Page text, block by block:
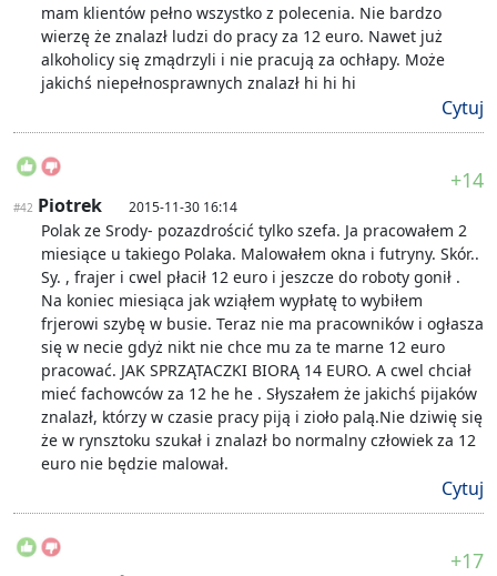
mam klientów pełno wszystko z polecenia. Nie bardzo
wierzę że znalazł ludzi do pracy za 12 euro. Nawet już
alkoholicy się zmądrzyli i nie pracują za ochłapy. Może
jakichś niepełnosprawnych znalazł hi hi hi
Cytuj
+14
#42 Piotrek 2015-11-30 16:14
Polak ze Srody- pozazdrościć tylko szefa. Ja pracowałem 2
miesiące u takiego Polaka. Malowałem okna i futryny. Skór..
Sy. , frajer i cwel płacił 12 euro i jeszcze do roboty gonił .
Na koniec miesiąca jak wziąłem wypłatę to wybiłem
frjerowi szybę w busie. Teraz nie ma pracowników i ogłasza
się w necie gdyż nikt nie chce mu za te marne 12 euro
pracować. JAK SPRZĄTACZKI BIORĄ 14 EURO. A cwel chciał
mieć fachowców za 12 he he . Słyszałem że jakichś pijaków
znalazł, którzy w czasie pracy piją i zioło palą.Nie dziwię się
że w rynsztoku szukał i znalazł bo normalny człowiek za 12
euro nie będzie malował.
Cytuj
+17